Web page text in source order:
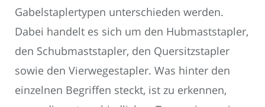
Gabelstaplertypen unterschieden werden.
Dabei handelt es sich um den Hubmaststapler,
den Schubmaststapler, den Quersitzstapler
sowie den Vierwegestapler. Was hinter den
einzelnen Begriffen steckt, ist zu erkennen,